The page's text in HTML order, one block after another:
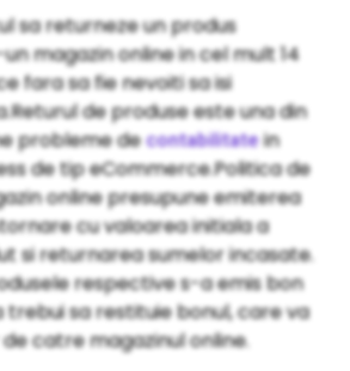
sa returneze un produs
magazin online in cel mult 14
fara sa fie nevoiti sa isi
de produse este una din
probleme decontabilitatein
de tip eCommerce.Politica de
online presupune emiterea
cu valoarea initiala a
si returnarea sumelor incasate.
respective s-a emis bon
trebui sa restituie bonul, care va
catre magazinul online.